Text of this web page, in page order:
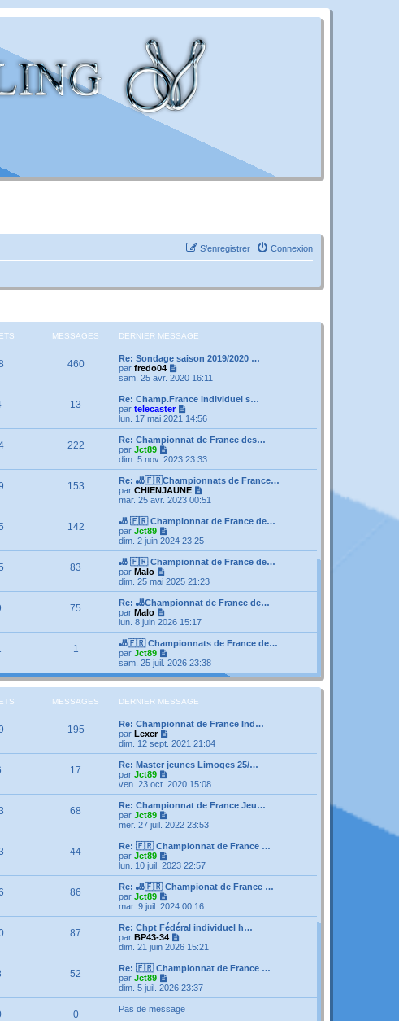
Connexion
S’enregistrer
MESSAGES DERNIER MESSAGE
460
Re: Sondage saison 2019/2020 …
par fredo04
o
i
r
l
e
r
n
i
r
m
e
s
s
g
e
sam. 25 avr. 2020 16:11
13
Re: Champ.France individuel s…
par telecaster
o
i
r
e
r
n
r
e
s
s
g
e
lun. 17 mai 2021 14:56
222
Re: Championnat de France des…
par Jct89
o
i
r
l
e
r
n
i
r
e
s
s
g
e
dim. 5 nov. 2023 23:33
153
Re: 🎳🇫🇷Championnats de France…
par CHIENJAUNE
o
i
r
e
e
r
n
i
r
s
s
g
e
mar. 25 avr. 2023 00:51
142
🎳 🇫🇷 Championnat de France de…
par Jct89
o
i
r
e
r
n
i
r
e
s
s
g
dim. 2 juin 2024 23:25
83
🎳 🇫🇷 Championnat de France de…
par Malo
o
i
r
e
r
n
i
e
r
m
e
s
a
g
e
dim. 25 mai 2025 21:23
75
Re: 🎳Championnat de France de…
par Malo
o
i
r
l
e
e
r
n
e
r
m
e
s
a
g
e
lun. 8 juin 2026 15:17
1
🎳🇫🇷 Championnats de France de…
par Jct89
o
i
r
e
e
r
n
e
r
m
e
s
g
e
sam. 25 juil. 2026 23:38
MESSAGES DERNIER MESSAGE
195
Re: Championnat de France Ind…
par Lexer
o
i
r
e
r
n
i
r
e
s
s
g
e
dim. 12 sept. 2021 21:04
17
Re: Master jeunes Limoges 25/…
par Jct89
o
i
r
e
r
n
i
r
e
s
s
a
g
e
ven. 23 oct. 2020 15:08
68
Re: Championnat de France Jeu…
par Jct89
o
i
r
e
e
r
n
i
e
r
m
e
s
s
g
e
mer. 27 juil. 2022 23:53
44
Re: 🇫🇷 Championnat de France …
par Jct89
o
i
r
e
e
r
n
i
r
e
s
s
lun. 10 juil. 2023 22:57
86
Re: 🎳🇫🇷 Championat de France …
par Jct89
o
i
r
e
r
n
i
r
mar. 9 juil. 2024 00:16
87
Re: Chpt Fédéral individuel h…
par BP43-34
o
i
r
l
e
r
dim. 21 juin 2026 15:21
52
Re: 🇫🇷 Championnat de France …
par Jct89
o
i
r
dim. 5 juil. 2026 23:37
0 Pas de message